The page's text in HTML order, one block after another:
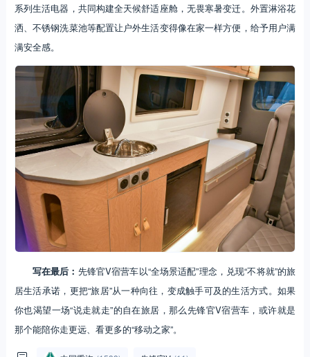
系列生活电器，共同构建全天候舒适座舱，无畏寒暑变迁。外置淋浴花
洒、不锈钢洗菜池等配置让户外生活变得像在家一样方便，给予用户满
满安全感。
写在最后： 先锋官V宿营车以“全场景适配”理念，兑现“不将就”的旅
居生活承诺，更把“旅居”从一种向往，变成触手可及的生活方式。如果
你也渴望一场“说走就走”的自在旅居，那么先锋官V宿营车，或许就是
那个能陪你走更远、看更多的“移动之家”。